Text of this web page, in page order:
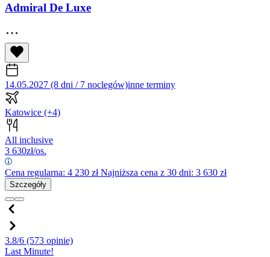
Admiral De Luxe
14.05.2027 (8 dni / 7 noclegów)inne terminy
Katowice (+4)
All inclusive
3 630zł/os.
Cena regularna: 4 230 złNajniższa cena z 30 dni: 3 630 zł
Szczegóły
3.8/6 (573 opinie)
Last Minute!